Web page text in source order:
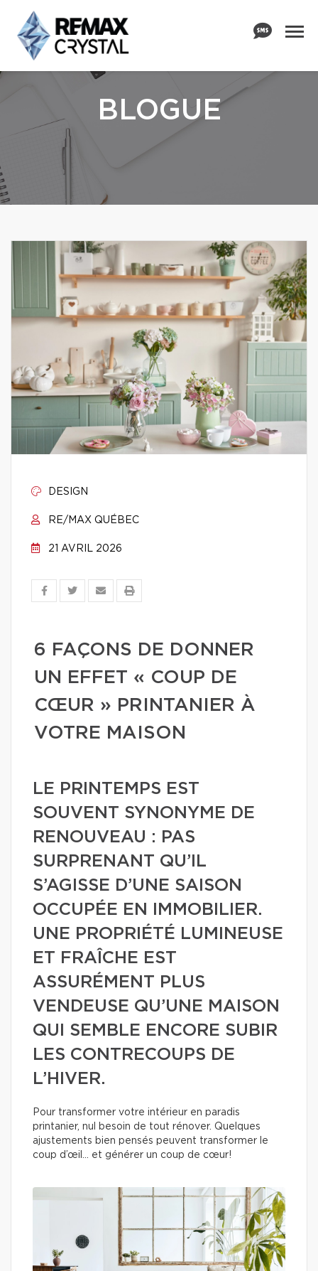
BLOGUE
DESIGN
RE/MAX QUÉBEC
21 AVRIL 2026
6 FAÇONS DE DONNER
UN EFFET « COUP DE
CŒUR » PRINTANIER À
VOTRE MAISON
LE PRINTEMPS EST
SOUVENT SYNONYME DE
RENOUVEAU : PAS
SURPRENANT QU’IL
S’AGISSE D’UNE SAISON
OCCUPÉE EN IMMOBILIER.
UNE PROPRIÉTÉ LUMINEUSE
ET FRAÎCHE EST
ASSURÉMENT PLUS
VENDEUSE QU’UNE MAISON
QUI SEMBLE ENCORE SUBIR
LES CONTRECOUPS DE
L’HIVER.
Pour transformer votre intérieur en paradis
printanier, nul besoin de tout rénover. Quelques
ajustements bien pensés peuvent transformer le
coup d’œil… et générer un coup de cœur!